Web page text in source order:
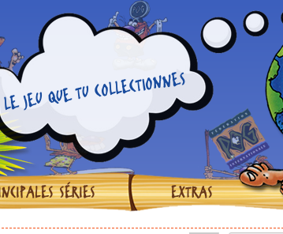
LE JEU QUE TU COLLECTIONNES
SÉRIES EXTRAS